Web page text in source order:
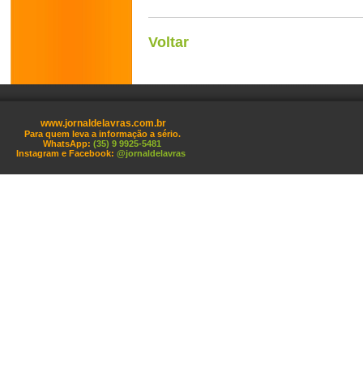
Voltar
www.jornaldelavras.com.br
Para quem leva a informação a sério.
WhatsApp: (35) 9 9925-5481
Instagram e Facebook: @jornaldelavras